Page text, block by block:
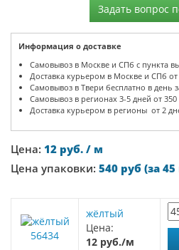
Задать вопрос
Информация о доставке
Самовывоз в Москве и СПб с пункта
Доставка курьером в Москве и СПб от
Самовывоз в Твери бесплатно в день
Самовывоз в регионах 3-5 дней от 350
Доставка курьером в регионы от 2
Цена: 12 руб. / м
Цена упаковки: 540 руб (за
56434
жёлтый
Цена:
12 руб./м